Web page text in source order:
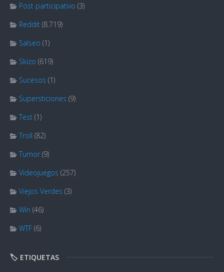
Post participativo (3)
Reddit (8.719)
Salseo (1)
Skizo (619)
Sucesos (1)
Supersticiones (9)
Test (1)
Troll (82)
Tumor (9)
Videojuegos (257)
Viejos Verdes (3)
Win (46)
WTF (6)
🏷️ ETIQUETAS